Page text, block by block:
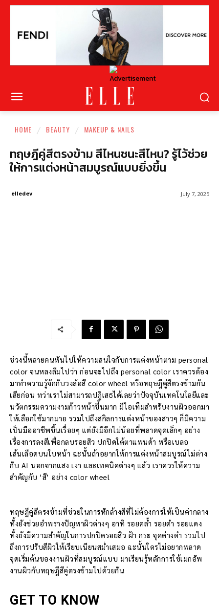
HOME BEAUTY MAKEUP & NAILS
ทฤษฎีคู่สีตรงข้าม สีไหนชนะสีไหน? รู้ไว้ช่วย
ให้การแต่งหน้าสมบูรณ์แบบยิ่งขึ้น
July 7, 2025
elledev
ช่วงนี้หลายคนหันไปให้ความสนใจกับการแต่งหน้าตาม personal
color จนหลงลืมไปว่า ก่อนจะไปถึง personal color เราควรต้อง
มาทำความรู้จักกับวงล้อสี color wheel หรือทฤษฎีคู่สีตรงข้ามกัน
เสียก่อน ทว่าเราไม่สามารถปฏิเสธได้เลยว่าปัจจุบันเทคโนโลยีและ
นวัตกรรมความงามก้าวหน้าขึ้นมาก มีไอเท็มสำหรับงานผิวออกมา
ให้เลือกใช้มากมาย รวมไปถึงสกิลการแต่งหน้าของสาวๆ ก็มีความ
เป็นมืออาชีพขึ้นเรื่อยๆ แต่ยังมีอีกไม่น้อยที่พลาดจุดเล็กๆ อย่าง
เรื่องการลงสีเพื่อกลบรอยสิว ปกปิดใต้ตาแพนด้า หรือเบลอ
เส้นเลือดบนใบหน้า ฉะนั้นถ้าอยากให้การแต่งหน้าสมบูรณ์ไม่ต่าง
กับ AI นอกจากแสง เงา และเทคนิคต่างๆ แล้ว เราควรให้ความ
สำคัญกับ ‘สี’ อย่าง color wheel
ทฤษฎีคู่สีตรงข้ามที่ช่วยในการหักล้างสีที่ไม่ต้องการให้เป็นค่ากลาง
ทั้งยังช่วยอำพรางปัญหาผิวต่างๆ อาทิ รอยคล้ำ รอยดำ รอยแดง
ทั้งยังมีความสำคัญในการปกปิดรอยสิว ฝ้า กระ จุดด่างดำ รวมไป
ถึงการปรับสีผิวให้เรียบเนียนสม่ำเสมอ ฉะนั้นใครไม่อยากพลาด
จุดเริ่มต้นของงานผิวที่สมบูรณ์แบบ มาเรียนรู้หลักการใช้เมกอัพ
งานผิวกับทฤษฎีสีคู่ตรงข้ามไปด้วยกัน
GET TO KNOW